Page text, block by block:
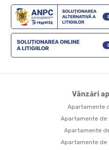
Vânzări
Apartamente
Apartamente de
Apartamente
Apartamente de